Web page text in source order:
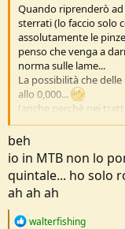
Quando riprenderò
sterrati (lo faccio solo
assolutamente le
penso che venga a
norma sulle lame...
La possibilità che
allo 0,000...
(anche perchè nei
bianche, non supero i
beh
io in MTB non lo
quintale... ho solo
ah ah ah
R
walterfishing